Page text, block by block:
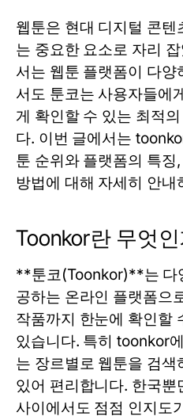
웹툰은 현대 디지털 콘텐
는 중요한 요소로 자리
서는 웹툰 플랫폼이 다양
서도 툰코는 사용자들에
게 확인할 수 있는 최적
다. 이번 글에서는
툰 순위와 플랫폼의 특
방법에 대해 자세히 안내
Toonkor란 무엇
**툰코(Toonkor)**는 다
공하는 온라인 플랫폼으
작품까지 한눈에 확인할
있습니다. 특히toonkor
는 장르별로 웹툰을 검
있어 편리합니다. 한국
사이에서도 점점 인지도